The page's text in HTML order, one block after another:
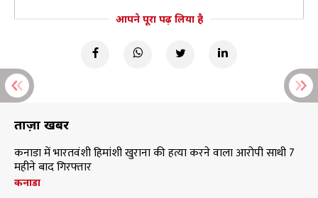
आपने पूरा पढ़ लिया है
ताज़ा खबरें
कनाडा में भारतवंशी हिमांशी खुराना की हत्या करने वाला आरोपी साथी 7
महीने बाद गिरफ्तार
कनाडा